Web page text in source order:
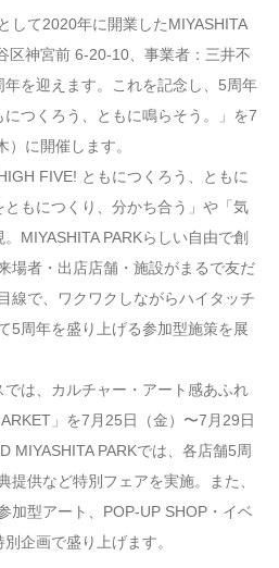
して2020年に開業したMIYASHITA
区神宮前 6-20-10、事業者：三井不
を迎えます。これを記念し、5周年
つくろう、ともに鳴らそう。」を7
に開催します。
FIVE! ともにつくろう、ともに
もにつくり、分かち合う」や「気
MIYASHITA PARKらしい自由で創
場者・出店店舗・施設がまるで友だ
線で、ワクワクしながらハイタッチ
5周年を盛り上げる参加型施策を展
は、カルチャー・アート感あふれ
」を7月25日（金）〜7月29日
MIYASHITA PARKでは、各店舗5周
提供など特別フェアを実施。また、
加型アート、POP-UP SHOP・イベ
企画で盛り上げます。